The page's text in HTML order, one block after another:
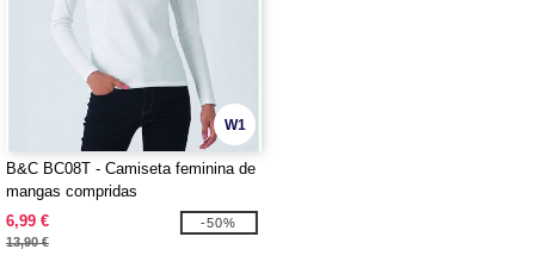
W1
B&C BC08T - Camiseta feminina de
mangas compridas
6,99 €
13,90 €
-50%